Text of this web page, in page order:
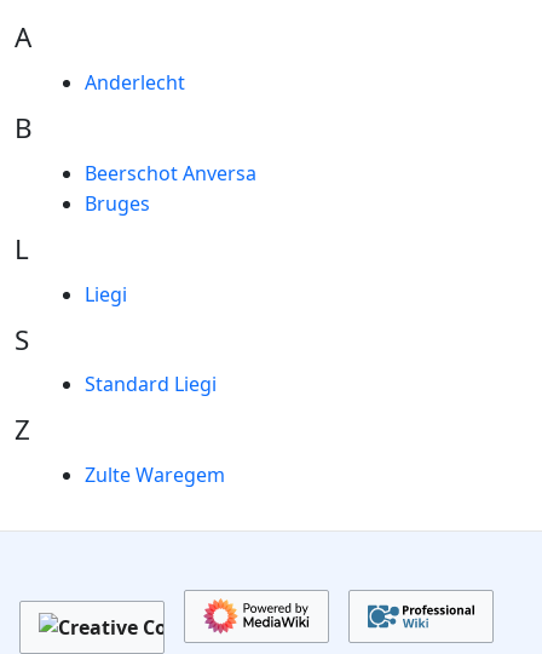
A
Anderlecht
B
Beerschot Anversa
Bruges
L
Liegi
S
Standard Liegi
Z
Zulte Waregem